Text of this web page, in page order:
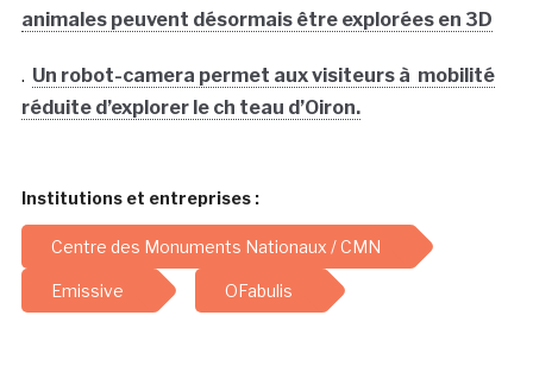
animales peuvent désormais être explorées en 3D
. Un robot-camera permet aux visiteurs à mobilité
réduite d’explorer le ch teau d’Oiron.
Institutions et entreprises :
Centre des Monuments Nationaux / CMN
Emissive OFabulis